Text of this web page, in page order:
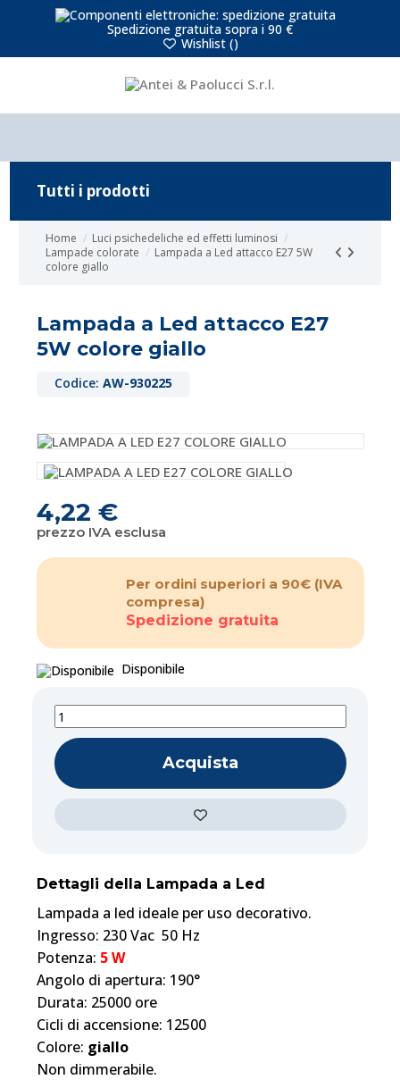
Spedizione gratuita sopra i 90 €
Wishlist ()
Home
Luci psichedeliche ed effetti luminosi
Lampade colorate
Lampada a Led attacco E27 5W
colore giallo
Lampada a Led attacco E27
5W colore giallo
Codice: AW-930225
4,22 €
prezzo IVA esclusa
Per ordini superiori a 90€ (IVA
compresa)
Spedizione gratuita
Disponibile
Acquista
Dettagli della Lampada a Led
Lampada a led ideale per uso decorativo.
Ingresso: 230 Vac 50 Hz
Potenza: 5 W
Angolo di apertura: 190°
Durata: 25000 ore
Cicli di accensione: 12500
Colore: giallo
Non dimmerabile.
Tutti i prodotti